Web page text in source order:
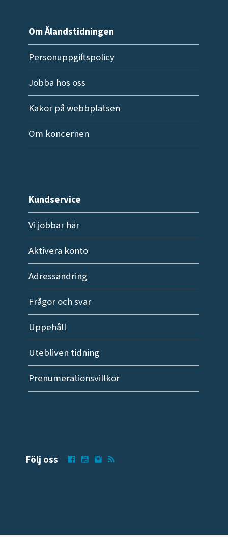
Om Ålandstidningen
Personuppgiftspolicy
Jobba hos oss
Kakor på webbplatsen
Om koncernen
Kundservice
Vi jobbar här
Aktivera konto
Adressändring
Frågor och svar
Uppehåll
Utebliven tidning
Prenumerationsvillkor
Följ oss